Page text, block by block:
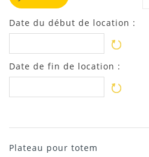
Date du début de location :
Date de fin de location :
Plateau pour totem